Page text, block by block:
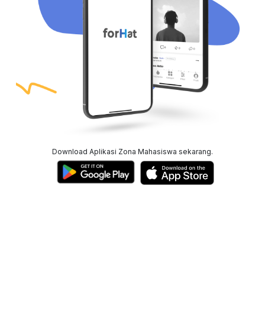
Download Aplikasi Zona Mahasiswa sekarang.